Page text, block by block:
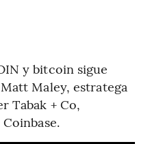
y bitcoin sigue
Maley, estratega
Tabak + Co,